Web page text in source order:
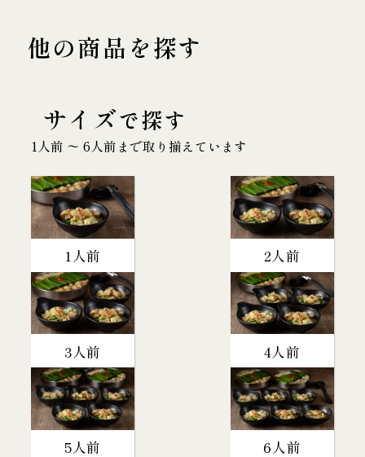
他の商品を探す
サイズで探す
1人前 〜 6人前まで取り揃えています
1人前 2人前
3人前 4人前
5人前 6人前